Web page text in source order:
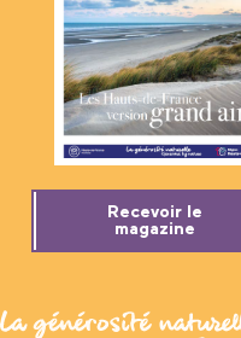
Recevoir le
magazine